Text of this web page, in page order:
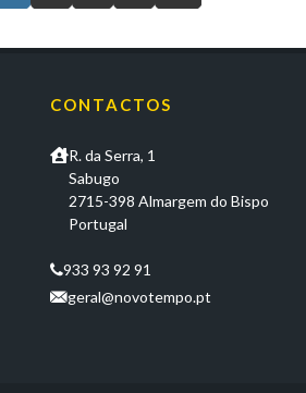
CONTACTOS
R. da Serra, 1
Sabugo
2715-398 Almargem do Bispo
Portugal
933 93 92 91
geral@novotempo.pt